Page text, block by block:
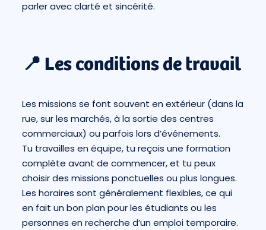
parler avec clarté et sincérité.
📍 Les conditions de travail
Les missions se font souvent en extérieur (dans la
rue, sur les marchés, à la sortie des centres
commerciaux) ou parfois lors d’événements.
Tu travailles en équipe, tu reçois une formation
complète avant de commencer, et tu peux
choisir des missions ponctuelles ou plus longues.
Les horaires sont généralement flexibles, ce qui
en fait un bon plan pour les étudiants ou les
personnes en recherche d’un emploi temporaire.